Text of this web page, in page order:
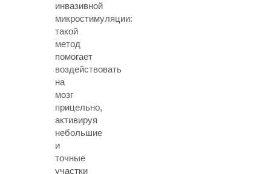
инвазивной
микростимуляции:
такой
метод
помогает
воздействовать
на
мозг
прицельно,
активируя
небольшие
и
точные
участки